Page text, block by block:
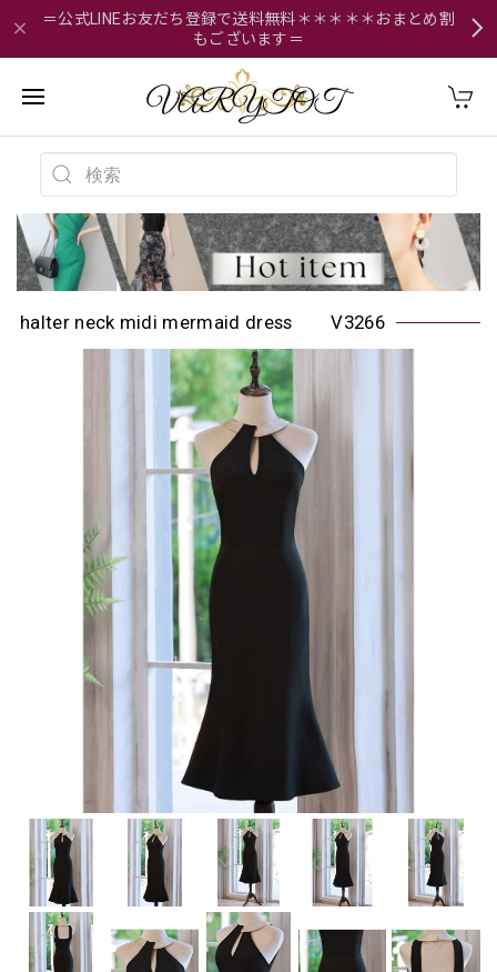
＝公式LINEお友だち登録で送料無料＊＊＊＊＊おまとめ割
もございます＝
halter neck midi mermaid dress V3266